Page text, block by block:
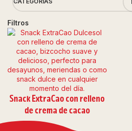
Filtros
Snack ExtraCao con relleno
de crema de cacao